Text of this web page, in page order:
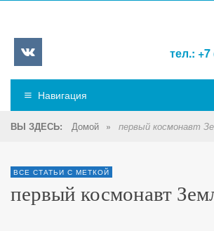
тел.: +7
Навигация
ВЫ ЗДЕСЬ: Домой » первый космонавт
ВСЕ СТАТЬИ С МЕТКОЙ
первый космонавт